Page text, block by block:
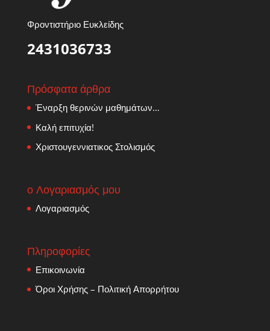
Φροντιστήριο Ευκλείδης
2431036733
Πρόσφατα άρθρα
Έναρξη θερινών μαθημάτων…
Καλή επιτυχία!
Χριστουγεννιατικος Στολισμός
ο Λογαριασμός μου
Λογαριασμός
Πληροφορίες
Επικοινωνία
Όροι Χρήσης – Πολιτική Απορρήτου